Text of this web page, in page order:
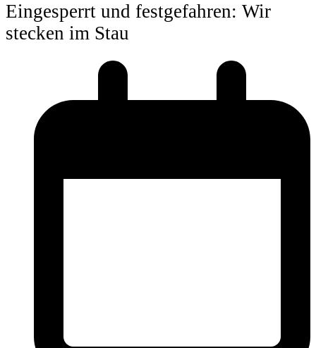
Eingesperrt und festgefahren: Wir
stecken im Stau